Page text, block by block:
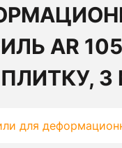
AR
3
для